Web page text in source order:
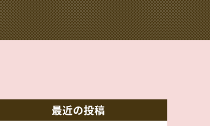
最近の投稿